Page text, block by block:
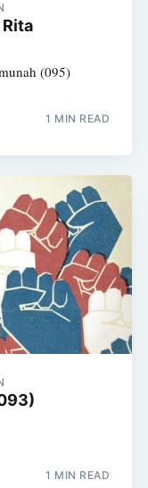
(095)
1 MIN READ
1 MIN READ